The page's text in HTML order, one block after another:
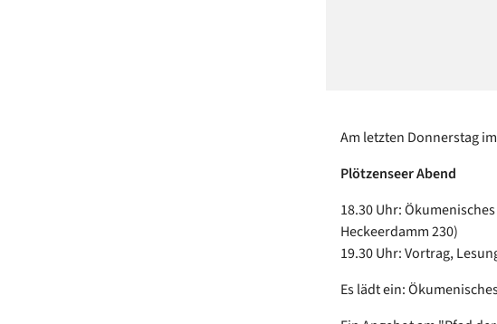
Am letzten Donnerstag
Plötzenseer Abend
18.30 Uhr:
Heckeerdamm 230)
19.30 Uhr: Vortrag,
Es lädt ein: